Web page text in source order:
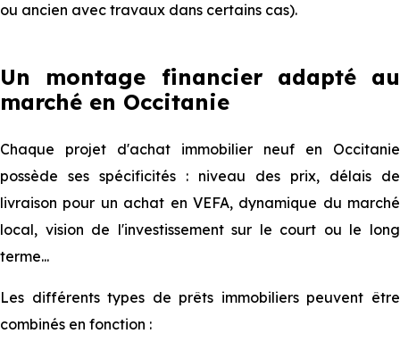
ou ancien avec travaux dans certains cas).
Un montage financier adapté au
marché en Occitanie
Chaque projet d⁠⁠⁠⁠'achat immobilier neuf en Occitanie
possède ses spécificités : niveau des prix, délais de
livraison pour un achat en VEFA, dynamique du marché
local, vision de l'investissement sur le court ou le long
terme...
Les différent⁠⁠s types de prêts immobiliers peuvent être
combinés en fonction :